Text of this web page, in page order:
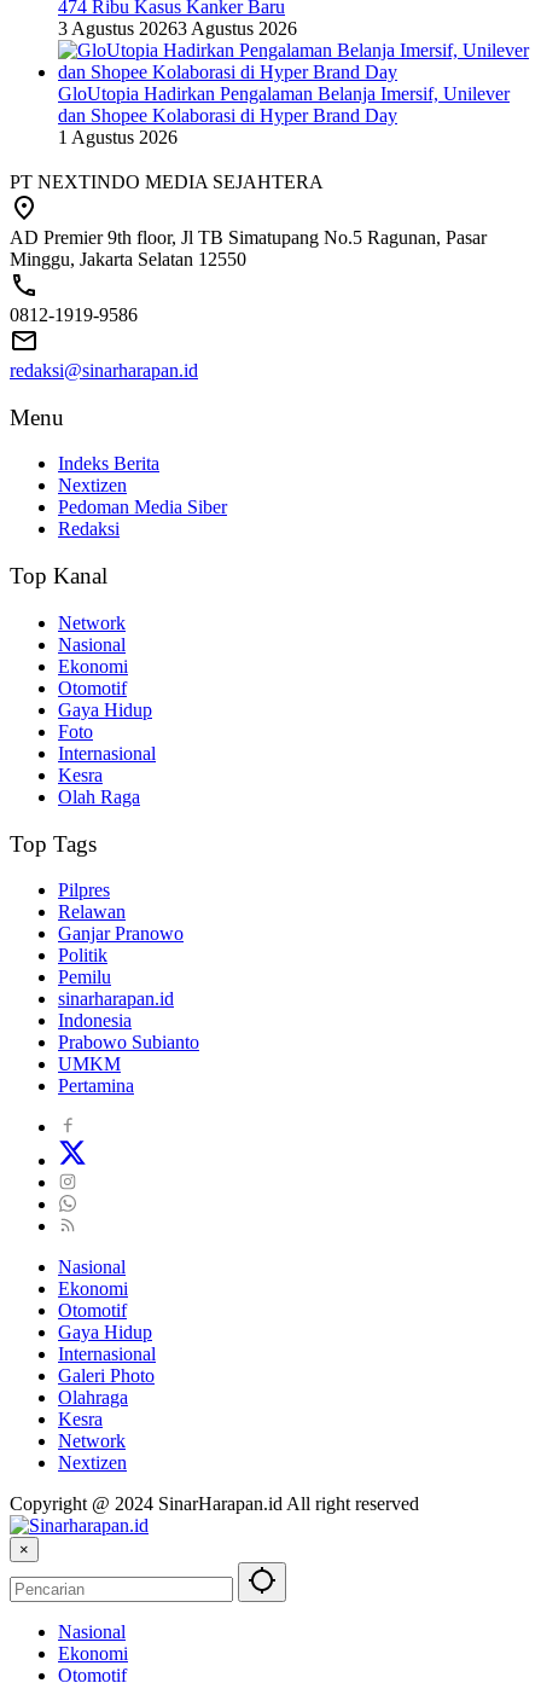
474 Ribu Kasus Kanker Baru
3 Agustus 20263 Agustus 2026
GloUtopia Hadirkan Pengalaman Belanja Imersif, Unilever
dan Shopee Kolaborasi di Hyper Brand Day
1 Agustus 2026
PT NEXTINDO MEDIA SEJAHTERA
AD Premier 9th floor, Jl TB Simatupang No.5 Ragunan, Pasar
Minggu, Jakarta Selatan 12550
0812-1919-9586
redaksi@sinarharapan.id
Menu
Indeks Berita
Nextizen
Pedoman Media Siber
Redaksi
Top Kanal
Network
Nasional
Ekonomi
Otomotif
Gaya Hidup
Foto
Internasional
Kesra
Olah Raga
Top Tags
Pilpres
Relawan
Ganjar Pranowo
Politik
Pemilu
sinarharapan.id
Indonesia
Prabowo Subianto
UMKM
Pertamina
Nasional
Ekonomi
Otomotif
Gaya Hidup
Internasional
Galeri Photo
Olahraga
Kesra
Network
Nextizen
Copyright @ 2024 SinarHarapan.id All right reserved
×
Nasional
Ekonomi
Otomotif